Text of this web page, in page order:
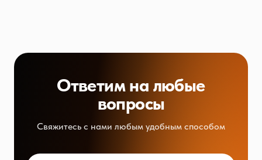
Ответим на любые
вопросы
Свяжитесь с нами любым удобным способом